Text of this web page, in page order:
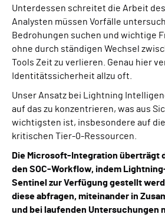
Unterdessen schreitet die Arbeit des
Analysten müssen Vorfälle
Bedrohungen suchen und wichtige
ohne durch ständigen Wechsel
Tools Zeit zu verlieren. Genau hier
Identitätssicherheit allzu oft.
Unser Ansatz bei Lightning
auf das zu konzentrieren, was aus
wichtigsten ist, insbesondere auf
kritischen Tier-0-Ressourcen.
Die Microsoft-Integration überträgt
den SOC-Workflow, indem
Sentinel zur Verfügung gestellt
diese abfragen, miteinander in
und bei laufenden Untersuchungen